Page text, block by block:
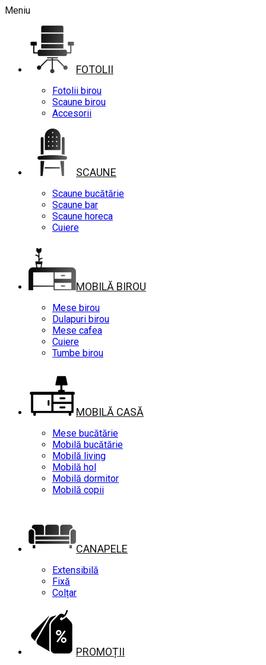
Meniu
FOTOLII
Fotolii birou
Scaune birou
Accesorii
SCAUNE
Scaune bucătărie
Scaune bar
Scaune horeca
Cuiere
MOBILĂ BIROU
Mese birou
Dulapuri birou
Mese cafea
Cuiere
Tumbe birou
MOBILĂ CASĂ
Mese bucătărie
Mobilă bucătărie
Mobilă living
Mobilă hol
Mobilă dormitor
Mobilă copii
CANAPELE
Extensibilă
Fixă
Colțar
PROMOȚII